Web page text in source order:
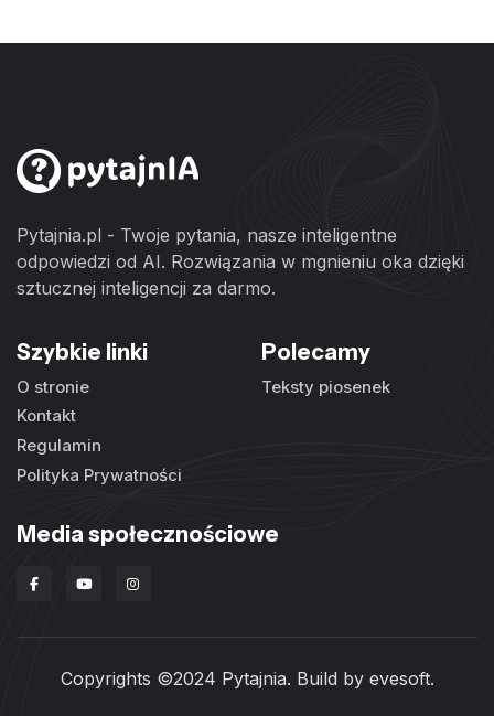
Pytajnia.pl - Twoje pytania, nasze inteligentne
odpowiedzi od AI. Rozwiązania w mgnieniu oka dzięki
sztucznej inteligencji za darmo.
Szybkie linki
O stronie
Kontakt
Regulamin
Polityka Prywatności
Polecamy
Teksty piosenek
Media społecznościowe
Copyrights ©2024 Pytajnia. Build by evesoft.